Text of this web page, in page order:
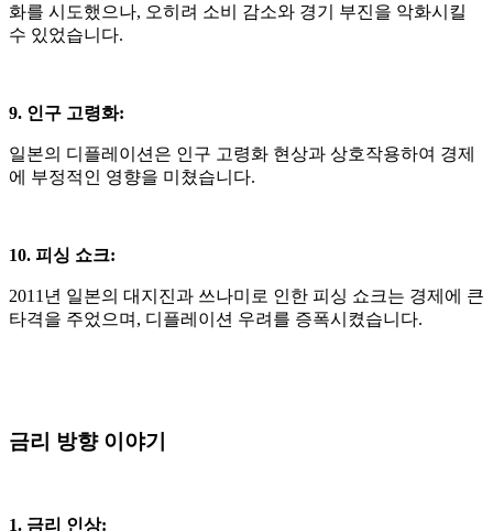
화를 시도했으나, 오히려 소비 감소와 경기 부진을 악화시킬
수 있었습니다.
9. 인구 고령화:
일본의 디플레이션은 인구 고령화 현상과 상호작용하여 경제
에 부정적인 영향을 미쳤습니다.
10. 피싱 쇼크:
2011 년 일본의 대지진과 쓰나미로 인한 피싱 쇼크는 경제에 큰
타격을 주었으며 , 디플레이션 우려를 증폭시켰습니다.
금리 방향 이야기
1. 금리 인상: